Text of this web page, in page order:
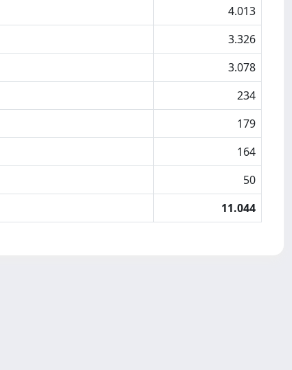
4.013
3.326
3.078
234
179
164
50
11.044